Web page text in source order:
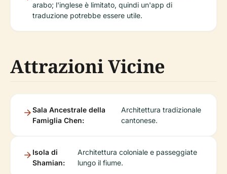
arabo; l'inglese è limitato, quindi un'app di
traduzione potrebbe essere utile.
Attrazioni Vicine
Sala Ancestrale della
Famiglia Chen:
Architettura tradizionale
cantonese.
Isola di
Shamian:
Architettura coloniale e passeggiate
lungo il fiume.